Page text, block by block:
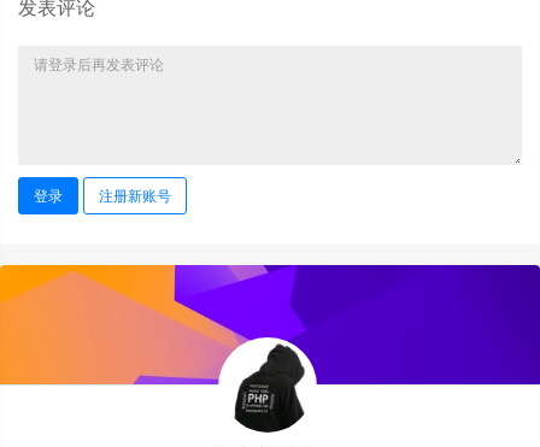
发表评论
登录 注册新账号